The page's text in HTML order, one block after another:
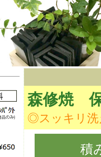
森修焼
◎スッキリ洗
積